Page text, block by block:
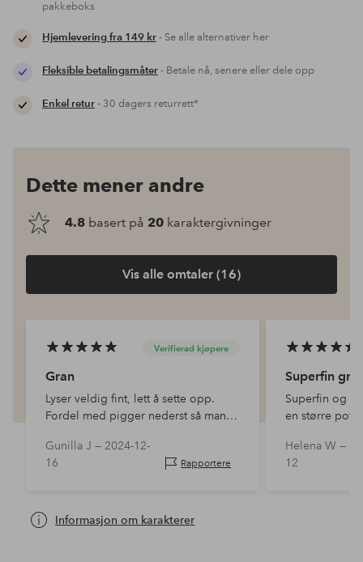
pakkeboks
Hjemlevering fra 149 kr- Se alle alternativer her
Fleksible betalingsmåter- Betale nå, senere eller dele opp
Enkel retur- 30 dagers returrett*
Dette mener andre
4.8 basert på 20 karaktergivninger
Vis alle omtaler (16)
Verifierad kjøpere
Gran
Lyser veldig fint, lett å sette opp.
Fordel med pigger nederst så man
plenen.
Gunilla J — 2024-12-
16
Rapportere
Superfin
Superfin og
en større
Helena W —
12
Informasjon om karakterer